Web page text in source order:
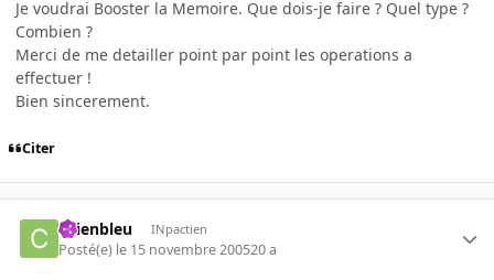
Je voudrai Booster la Memoire. Que dois-je faire ? Quel type ?
Combien ?
Merci de me detailler point par point les operations a
effectuer !
Bien sincerement.
Citer
chienbleu INpactien
Posté(e) le 15 novembre 200520 a